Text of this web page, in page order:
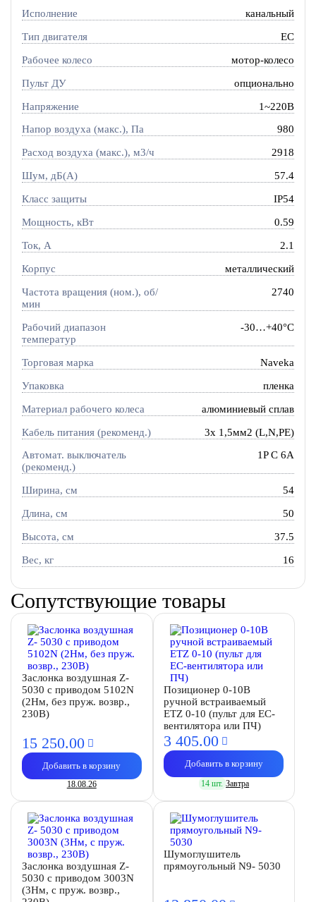
Исполнение канальный
Тип двигателя EC
Рабочее колесо мотор-колесо
Пульт ДУ опционально
Напряжение 1~220В
Напор воздуха (макс.), Па 980
Расход воздуха (макс.), м3/ч 2918
Шум, дБ(А) 57.4
Класс защиты IP54
Мощность, кВт 0.59
Ток, A 2.1
Корпус металлический
Частота вращения (ном.), об/
мин
2740
Рабочий диапазон
температур
-30…+40°C
Торговая марка Naveka
Упаковка пленка
Материал рабочего колеса алюминиевый сплав
Кабель питания (рекоменд.) 3х 1,5мм2 (L,N,PE)
Автомат. выключатель
(рекоменд.)
1P C 6A
Ширина, см 54
Длина, см 50
Высота, см 37.5
Вес, кг 16
Сопутствующие товары
Заслонка воздушная Z-
5030 с приводом 5102N
(2Нм, без пруж. возвр.,
230В)
15 250.00
Добавить в корзину
18.08.26
Позиционер 0-10В
ручной встраиваемый
ETZ 0-10 (пульт для EC-
вентилятора или ПЧ)
3 405.00
Добавить в корзину
14 шт. Завтра
Заслонка воздушная Z-
5030 с приводом 3003N
(3Нм, c пруж. возвр.,
Шумоглушитель
прямоугольный N9- 5030